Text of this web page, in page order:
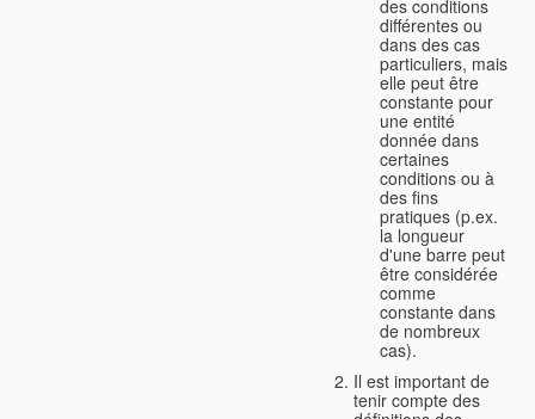
des conditions
différentes ou
dans des cas
particuliers, mais
elle peut être
constante pour
une entité
donnée dans
certaines
conditions ou à
des fins
pratiques (p.ex.
la longueur
d'une barre peut
être considérée
comme
constante dans
de nombreux
cas).
Il est important de
tenir compte des